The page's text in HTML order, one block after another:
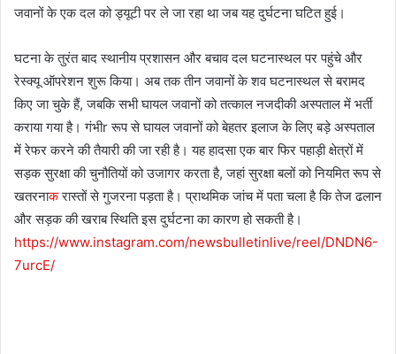
जवानों के एक दल को ड्यूटी पर ले जा रहा था जब यह दुर्घटना घटित हुई।
घटना के तुरंत बाद स्थानीय प्रशासन और बचाव दल घटनास्थल पर पहुंचे और
रेस्क्यू ऑपरेशन शुरू किया। अब तक तीन जवानों के शव घटनास्थल से बरामद
किए जा चुके हैं, जबकि सभी घायल जवानों को तत्काल नजदीकी अस्पताल में भर्ती
कराया गया है। गंभीr रूप से घायल जवानों को बेहतर इलाज के लिए बड़े अस्पताल
में रेफर करने की तैयारी की जा रही है। यह हादसा एक बार फिर पहाड़ी क्षेत्रों में
सड़क सुरक्षा की चुनौतियों को उजागर करता है, जहां सुरक्षा बलों को नियमित रूप से
खतरनाकरास्तों से गुजरना पड़ता है। प्राथमिक जांच में पता चला है कि तेज ढलान
और सड़क की खराब स्थिति इस दुर्घटना का कारण हो सकती है।
https://www.instagram.com/newsbulletinlive/reel/DNDN6-
7urcE/